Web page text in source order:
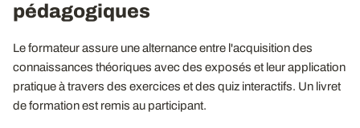
pédagogiques
Le formateur assure une alternance entre l'acquisition des
connaissances théoriques avec des exposés et leur application
pratique à travers des exercices et des quiz interactifs. Un livret
de formation est remis au participant.